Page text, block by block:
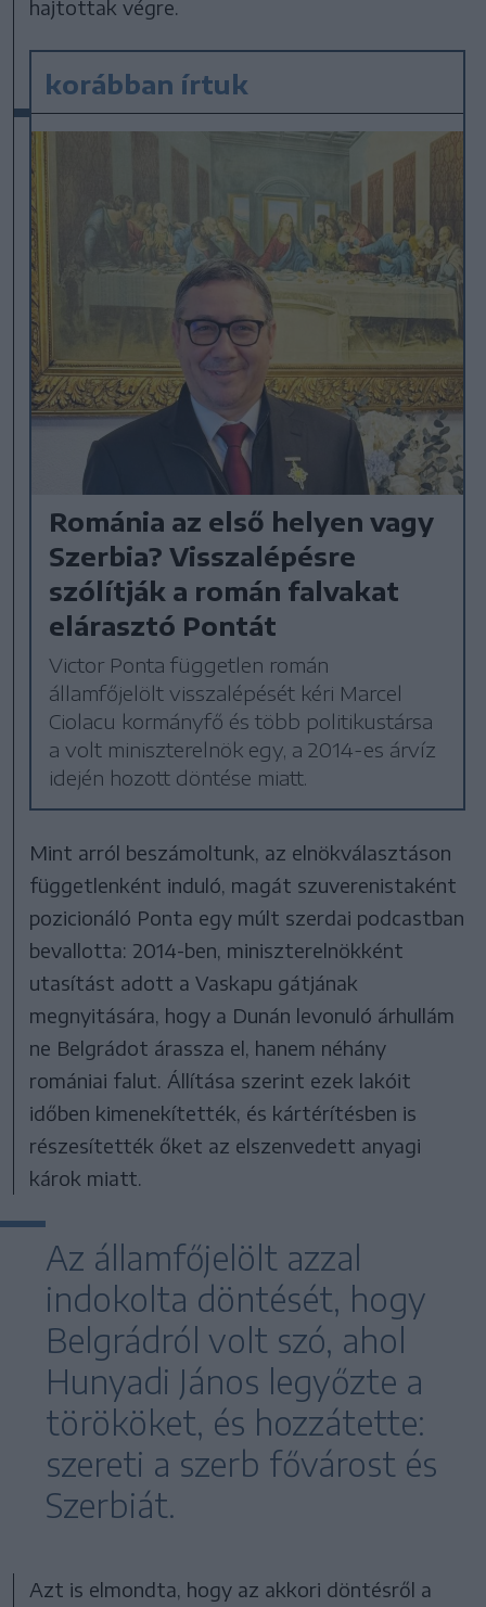
hajtottak végre.
korábban írtuk
Románia az első helyen vagy
Szerbia? Visszalépésre
szólítják a román falvakat
elárasztó Pontát
Victor Ponta független román
államfőjelölt visszalépését kéri Marcel
Ciolacu kormányfő és több politikustársa
a volt miniszterelnök egy, a 2014-es árvíz
idején hozott döntése miatt.
Mint arról beszámoltunk, az elnökválasztáson
függetlenként induló, magát szuverenistaként
pozicionáló Ponta egy múlt szerdai podcastban
bevallotta: 2014-ben, miniszterelnökként
utasítást adott a Vaskapu gátjának
megnyitására, hogy a Dunán levonuló árhullám
ne Belgrádot árassza el, hanem néhány
romániai falut. Állítása szerint ezek lakóit
időben kimenekítették, és kártérítésben is
részesítették őket az elszenvedett anyagi
károk miatt.
Az államfőjelölt azzal
indokolta döntését, hogy
Belgrádról volt szó, ahol
Hunyadi János legyőzte a
törököket, és hozzátette:
szereti a szerb fővárost és
Szerbiát.
Azt is elmondta, hogy az akkori döntésről a